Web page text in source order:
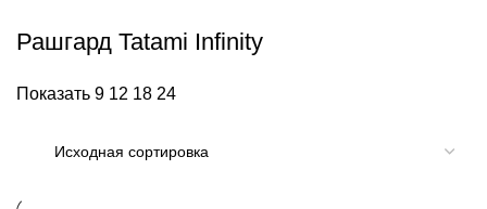
Рашгард Tatami Infinity
Показать 9 12 18 24